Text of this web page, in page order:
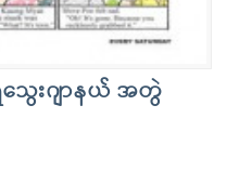
သွေးဂျာနယ် အတွဲ